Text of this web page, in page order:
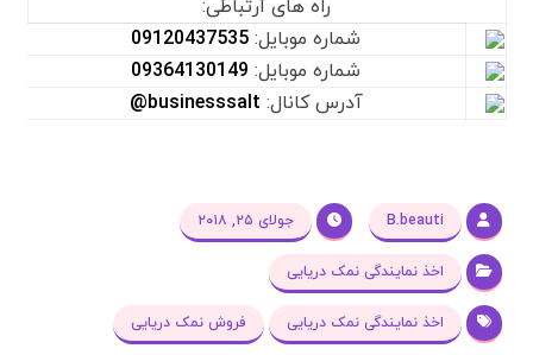
راه های ارتباطی:
شماره موبایل: 09120437535
شماره موبایل: 09364130149
آدرس کانال: businesssalt@
B.beauti جولای ۲۵, ۲۰۱۸
اخذ نمایندگی نمک دریایی
اخذ نمایندگی نمک دریایی فروش نمک دریایی